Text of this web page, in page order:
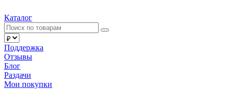
Каталог
Поддержка
Отзывы
Блог
Раздачи
Мои покупки